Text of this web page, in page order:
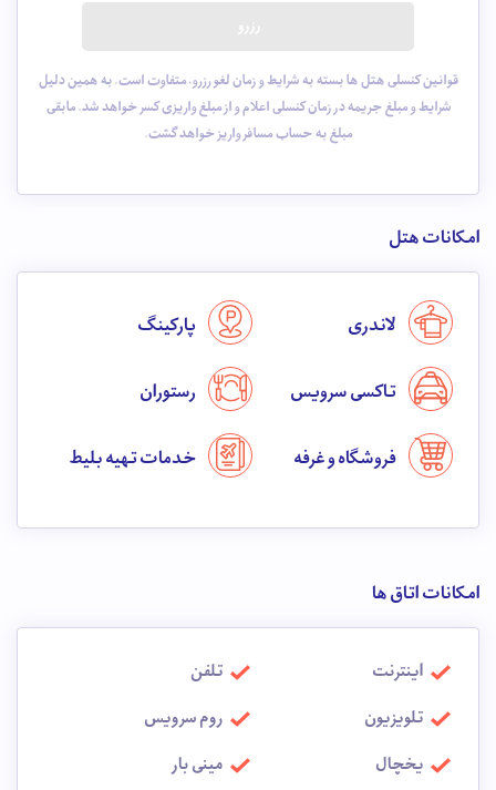
قوانین کنسلی هتل ها بسته به شرایط و زمان لغو رزرو، متفاوت است. به همین دلیل
شرایط و مبلغ جریمه در زمان کنسلی اعلام و از مبلغ واریزی کسر خواهد شد. مابقی
مبلغ به حساب مسافر واریز خواهد گشت.
امکانات هتل
لاندری پارکینگ
تاکسی سرویس رستوران
فروشگاه و غرفه خدمات تهیه بلیط
امکانات اتاق ها
اینترنت
تلفن
تلویزیون
روم سرویس
یخچال
مینی بار